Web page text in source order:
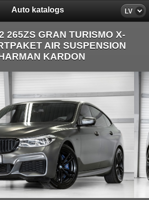
Auto katalogs LV
265ZS GRAN TURISMO X-
AIR SUSPENSION
KARDON